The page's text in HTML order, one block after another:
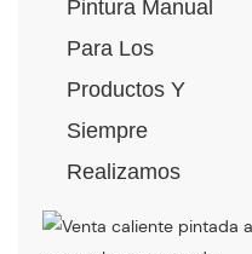
Pintura Manual
Para Los
Productos Y
Siempre
Realizamos